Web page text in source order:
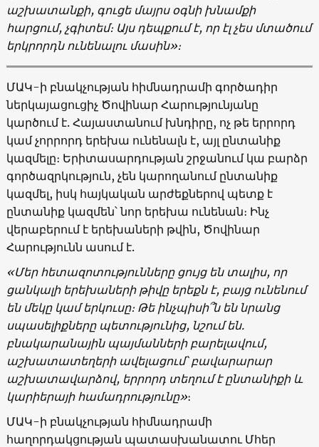
աշխատանքի, գուցե մայրս օգնի խնամքի
հարցում, չգիտեմ։ Այս դեպքում է, որ էլ չես մտածում
երկրորդն ունենալու մասին»։
ՄԱԿ-ի բնակչության հիմնադրամի գործադիր
ներկայացուցիչ Ծովինար Հարությունյանը
կարծում է. Հայաստանում խնդիրը, ոչ թե երրորդ
կամ չորրորդ երեխա ունենալն է, այլ ընտանիք
կազմելը։ Երիտասարդության շրջանում կա բարձր
գործազրկություն, չեն կարողանում ընտանիք
կազմել, իսկ հայկական արժեքներով պետք է
ընտանիք կազմեն՝ նոր երեխա ունենան։ Ինչ
վերաբերում է երեխաների թվին, Ծովինար
Հարությունն ասում է.
«Մեր հետազոտությունները ցույց են տալիս, որ
ցանկալի երեխաների թիվը երեքն է, բայց ունենում
են մեկը կամ երկուսը։ Թե ինչպիսի՞ն են նրանց
սպասելիքները պետությունից, նշում են.
բնակարանային պայմանների բարելավում,
աշխատատեղերի ավելացում՝բավարարար
աշխատավարձով, երրորդ տեղում է ընտանիքի և
կարիերայի համադրությունը»։
ՄԱԿ-ի բնակչության հիմնադրամի
հաղորդակցության պատասխանատու Մհեր